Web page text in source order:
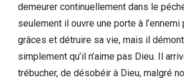
demeurer continuellement dans le
seulement il ouvre une porte à
grâces et détruire sa vie, mais il
simplement qu’il n’aime pas Dieu. Il
trébucher, de désobéir à Dieu, malgré